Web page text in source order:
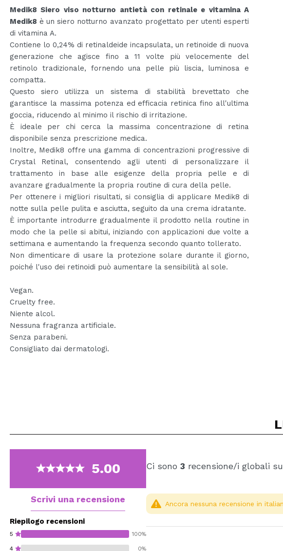
Medik8 Siero viso notturno antietà con retinale e vitamina A
Medik8 è un siero notturno avanzato progettato per utenti esperti
di vitamina A.
Contiene lo 0,24% di retinaldeide incapsulata, un retinoide di nuova
generazione che agisce fino a 11 volte più velocemente del
retinolo tradizionale, fornendo una pelle più liscia, luminosa e
compatta.
Questo siero utilizza un sistema di stabilità brevettato che
garantisce la massima potenza ed efficacia retinica fino all'ultima
goccia, riducendo al minimo il rischio di irritazione.
È ideale per chi cerca la massima concentrazione di retina
disponibile senza prescrizione medica.
Inoltre, Medik8 offre una gamma di concentrazioni progressive di
Crystal Retinal, consentendo agli utenti di personalizzare il
trattamento in base alle esigenze della propria pelle e di
avanzare gradualmente la propria routine di cura della pelle.
Per ottenere i migliori risultati, si consiglia di applicare Medik8 di
notte sulla pelle pulita e asciutta, seguito da una crema idratante.
È importante introdurre gradualmente il prodotto nella routine in
modo che la pelle si abitui, iniziando con applicazioni due volte a
settimana e aumentando la frequenza secondo quanto tollerato.
Non dimenticare di usare la protezione solare durante il giorno,
poiché l'uso dei retinoidi può aumentare la sensibilità al sole.
Vegan.
Cruelty free.
Niente alcol.
Nessuna fragranza artificiale.
Senza parabeni.
Consigliato dai dermatologi.
5.00
Scrivi una recensione
Riepilogo recensioni
5 100%
4 0%
Ci sono 3 recensione/i globali
Ancora nessuna recensione in